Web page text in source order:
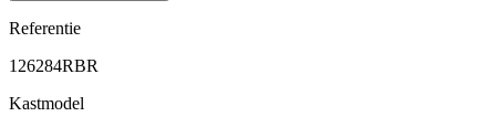
Referentie
126284RBR
Kastmodel